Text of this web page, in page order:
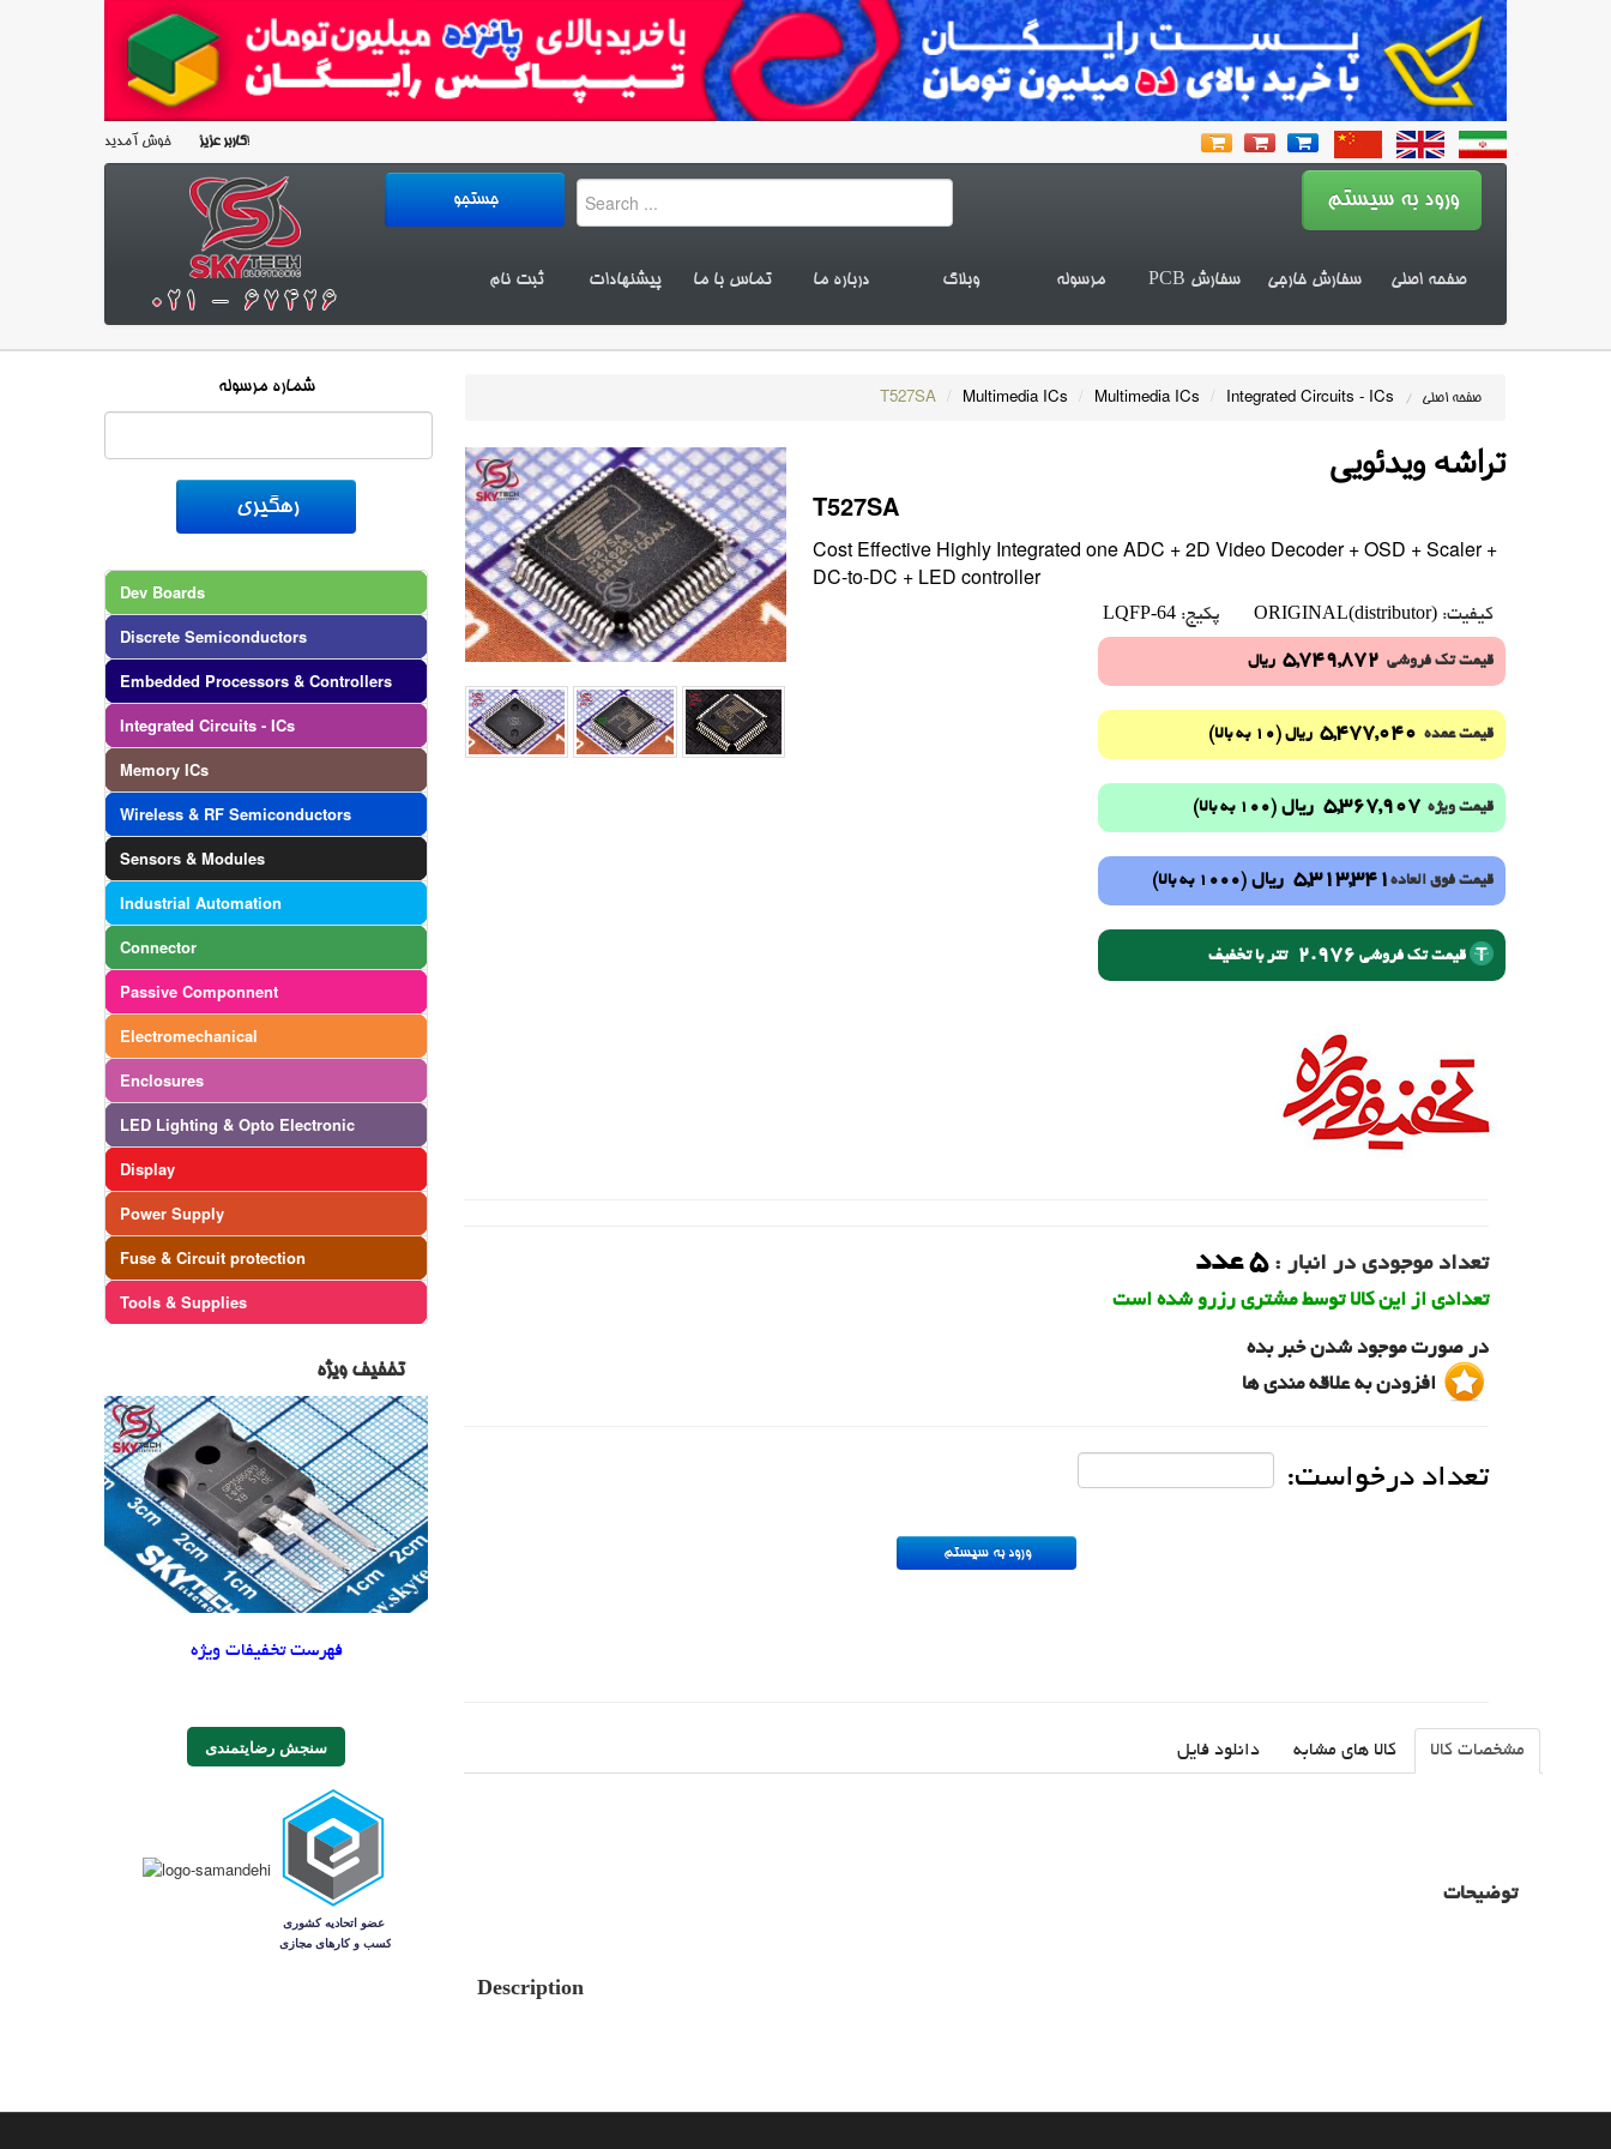
کاربر عزیزخوش آمدید!
صفحه اصلی سفارش خارجی سفارش PCB مرسوله وبلاگ درباره ما تماس با ما پیشنهادات ثبت نام
شماره مرسوله
Dev Boards
Discrete Semiconductors
Embedded Processors & Controllers
Integrated Circuits - ICs
Memory ICs
Wireless & RF Semiconductors
Sensors & Modules
Industrial Automation
Connector
Passive Componnent
Electromechanical
Enclosures
LED Lighting & Opto Electronic
Display
Power Supply
Fuse & Circuit protection
Tools & Supplies
تخفیف ویژه
فهرست تخفیفات ویژه
سنجش رضایتمندی
صفحه اصلی /
Integrated Circuits - ICs
/
Multimedia ICs
/
Multimedia ICs
/
T527SA
تراشه ویدئویی
T527SA
Cost Effective Highly Integrated one ADC + 2D Video Decoder + OSD + Scaler +
DC-to-DC + LED controller
کیفیت: ORIGINAL(distributor) پکیج: LQFP-64
قیمت تک فروشی 5,749,872 ریال
قیمت عمده 5,477,040 ریال (10 به بالا)
قیمت ویژه 5,367,907 ریال (100 به بالا)
قیمت فوق العاده 5,313,341 ریال (1000 به بالا)
قیمت تک فروشی 2.976 تتر با تخفیف
تعداد موجودی در انبار :5عدد
تعدادی از این کالا توسط مشتری رزرو شده است
در صورت موجود شدن خبر بده
افزودن به علاقه مندی ها
تعداد درخواست:
مشخصات کالا کالا های مشابه دانلود فایل
توضیحات
Description